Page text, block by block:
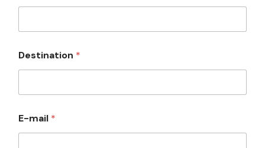
é
l
p
o
n
e
Destination *
E-mail *